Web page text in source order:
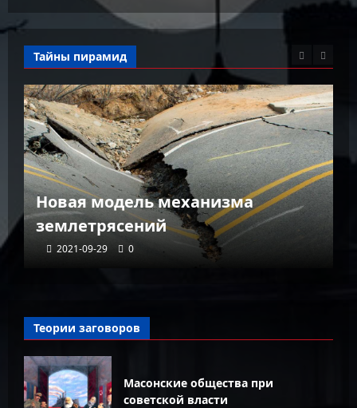
Тайны пирамид
Новая модель механизма
землетрясений
2021-09-29 0
Теории заговоров
Масонские общества при
советской власти